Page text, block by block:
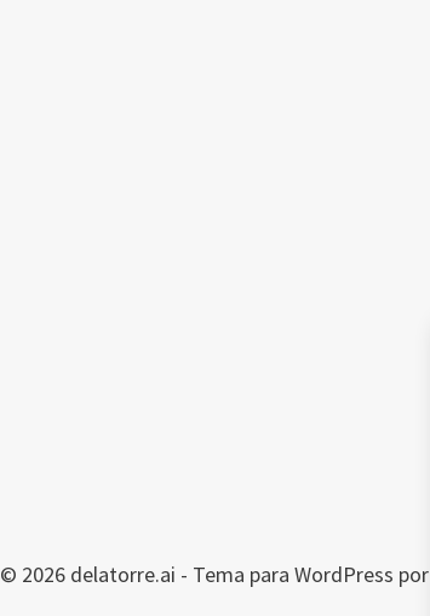
© 2026 delatorre.ai - Tema para WordPress por